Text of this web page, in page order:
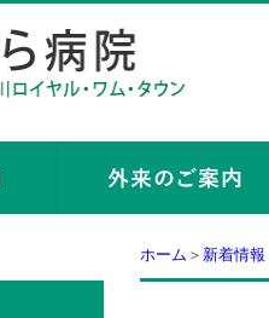
ホーム ＞ 新着情